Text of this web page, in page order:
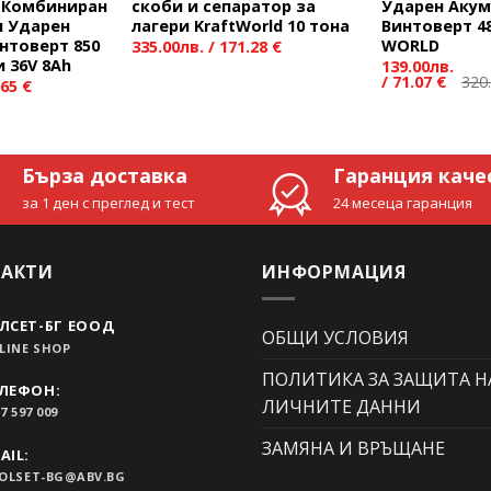
Ударен
850
8Ah
€
скоби и сепаратор за
лагери KraftWorld 10 тона
335.00лв. / 171.28 €
Ударен
Винтоверт
WORLD
139.00лв.
/ 71.07 €
Бърза доставка
за 1 ден с преглед и тест
Гаранция
24 месеца гаранция
БГ ЕООД
SHOP
597 009
BG@ABV.BG
ИНФОРМАЦИЯ
ОБЩИ УСЛОВИЯ
ПОЛИТИКА ЗА ЗАЩИТА
ЛИЧНИТЕ ДАННИ
ЗАМЯНА И ВРЪЩАНЕ